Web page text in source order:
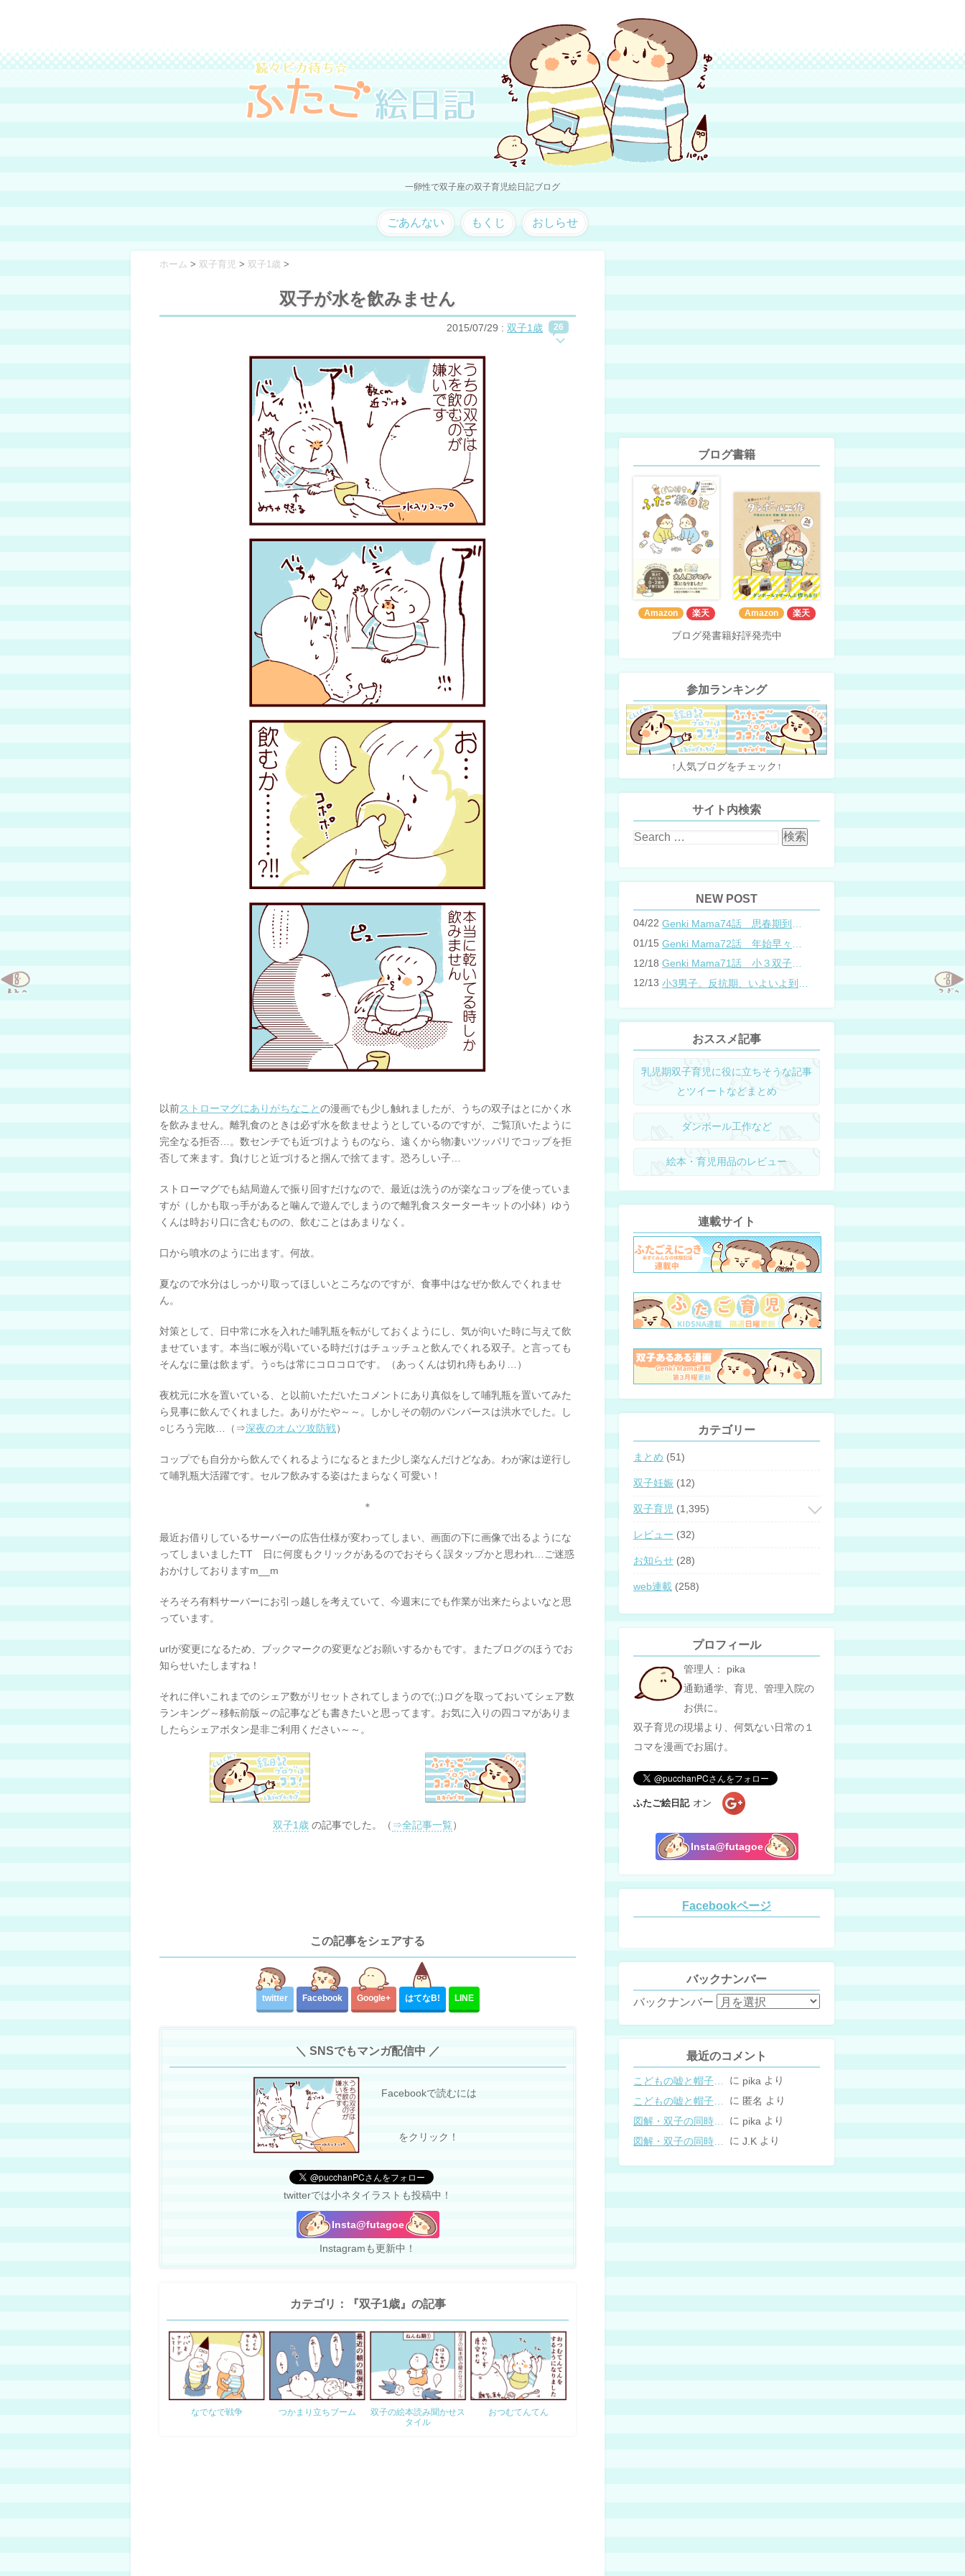
一卵性で双子座の双子育児絵日記ブログ
ごあんない もくじ おしらせ
ホーム > 双子育児 > 双子1歳 >
双子が水を飲みません
2015/07/29 : 双子1歳 26
以前ストローマグにありがちなことの漫画でも少し触れましたが、うちの双子はとにかく水
を飲みません。離乳食のときは必ず水を飲ませようとしているのですが、ご覧頂いたように
完全なる拒否…。数センチでも近づけようものなら、遠くから物凄いツッパリでコップを拒
否して来ます。負けじと近づけると掴んで捨てます。恐ろしい子…
ストローマグでも結局遊んで振り回すだけなので、最近は洗うのが楽なコップを使っていま
すが（しかも取っ手があると噛んで遊んでしまうので離乳食スターターキットの小鉢）ゆう
くんは時おり口に含むものの、飲むことはあまりなく。
口から噴水のように出ます。何故。
夏なので水分はしっかり取ってほしいところなのですが、食事中はなぜか飲んでくれませ
ん。
対策として、日中常に水を入れた哺乳瓶を転がしておくようにし、気が向いた時に与えて飲
ませています。本当に喉が渇いている時だけはチュッチュと飲んでくれる双子。と言っても
そんなに量は飲まず。う○ちは常にコロコロです。（あっくんは切れ痔もあり…）
夜枕元に水を置いている、と以前いただいたコメントにあり真似をして哺乳瓶を置いてみた
ら見事に飲んでくれました。ありがたや～～。しかしその朝のパンパースは洪水でした。し
○じろう完敗…（⇒深夜のオムツ攻防戦）
コップでも自分から飲んでくれるようになるとまた少し楽なんだけどなあ。わが家は逆行し
て哺乳瓶大活躍です。セルフ飲みする姿はたまらなく可愛い！
＊
最近お借りしているサーバーの広告仕様が変わってしまい、画面の下に画像で出るようにな
ってしまいましたTT 日に何度もクリックがあるのでおそらく誤タップかと思われ…ご迷惑
おかけしておりますm__m
そろそろ有料サーバーにお引っ越しを考えていて、今週末にでも作業が出来たらよいなと思
っています。
urlが変更になるため、ブックマークの変更などお願いするかもです。またブログのほうでお
知らせいたしますね！
それに伴いこれまでのシェア数がリセットされてしまうので(;;)ログを取っておいてシェア数
ランキング～移転前版～の記事なども書きたいと思ってます。お気に入りの四コマがありま
したらシェアボタン是非ご利用ください～～。
双子1歳 の記事でした。（ ⇒全記事一覧）
この記事をシェアする
twitter Facebook Google+ はてなB! LINE
＼ SNSでもマンガ配信中 ／
Facebookで読むには
をクリック！
twitterでは小ネタイラストも投稿中！
Insta@futagoe
Instagramも更新中！
カテゴリ：『双子1歳』の記事
なでなで戦争 つかまり立ちブーム
双子の絵本読み聞かせス
タイル
おつむてんてん
ブログ書籍
Amazon 楽天 Amazon 楽天
ブログ発書籍好評発売中
参加ランキング
↑人気ブログをチェック↑
サイト内検索
NEW POST
04/22
01/15
12/18
Genki Mama71話 小３双子、添い寝の限界…？
12/13
おススメ記事
乳児期双子育児に役に立ちそうな記事
とツイートなどまとめ
ダンボール工作など
絵本・育児用品のレビュー
連載サイト
カテゴリー
まとめ (51)
双子妊娠 (12)
双子育児 (1,395)
レビュー (32)
お知らせ (28)
web連載 (258)
プロフィール
管理人： pika
通勤通学、育児、管理入院の
お供に。
双子育児の現場より、何気ない日常の１
コマを漫画でお届け。
ふたご絵日記 オン
Insta@futagoe
Facebookページ
バックナンバー
バックナンバー
最近のコメント
こどもの嘘と帽子の修復。キャップのツバが破れた時の直し方 に pika より
に 匿名 より
に pika より
に J.K より